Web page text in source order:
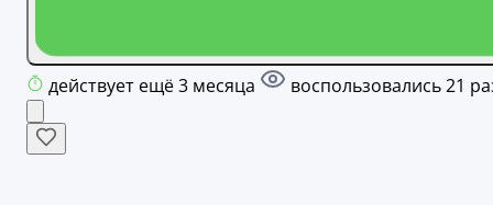
действует ещё 3 месяца воспользовались 21